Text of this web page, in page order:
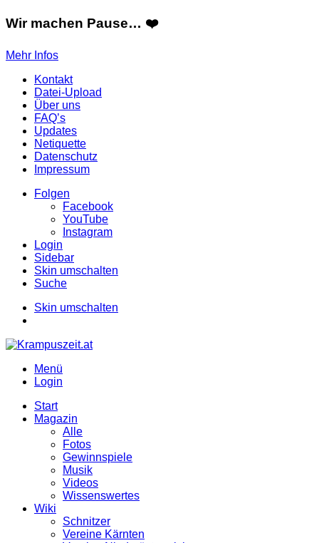
Wir machen Pause… ❤️
Mehr Infos
Kontakt
Datei-Upload
Über uns
FAQ’s
Updates
Netiquette
Datenschutz
Impressum
Folgen
Facebook
YouTube
Instagram
Login
Sidebar
Skin umschalten
Suche
Skin umschalten
Menü
Login
Start
Magazin
Alle
Fotos
Gewinnspiele
Musik
Videos
Wissenswertes
Wiki
Schnitzer
Vereine Kärnten